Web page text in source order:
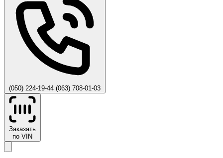
(050) 224-19-44 (063) 708-01-03
Заказать
по VIN